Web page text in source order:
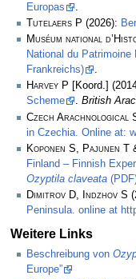
Europas
Tutelaers P (2026):
Muséum national
National du
Frankreichs)
.
Harvey P [Koord.]
Scheme
. British
Czech Arachnological
in Czechia. Online at:
Koponen S, Pajunen T
Finland – Finnish
Ozyptila claveata
Dimitrov D, Indzhov S
Peninsula. online at
Weitere Links
Beschreibung von
Europe”